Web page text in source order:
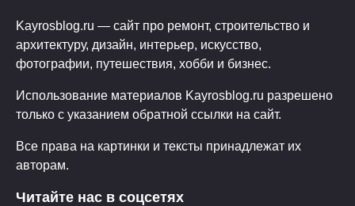
Kayrosblog.ru — сайт про ремонт, строительство и
архитектуру, дизайн, интерьер, искусство,
фотографии, путешествия, хобби и бизнес.
Использование материалов Kayrosblog.ru разрешено
только с указанием обратной ссылки на сайт.
Все права на картинки и тексты принадлежат их
авторам.
Читайте нас в соцсетях